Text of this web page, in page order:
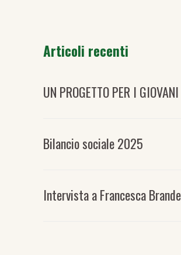
Articoli recenti
UN PROGETTO PER I GIOVANI
Bilancio sociale 2025
Intervista a Francesca